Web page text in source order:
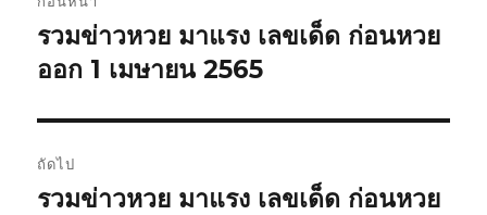
นำทาง
เรื่อง
เรื่อง
ก่อน
รวมข่าวหวย มาแรง เลขเด็ด ก่อนหวย
ออก 1 เมษายน 2565
ถัดไป
เรื่อง
รวมข่าวหวย มาแรง เลขเด็ด ก่อนหวย